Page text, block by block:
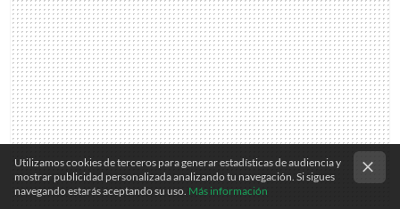
Utilizamos cookies de terceros para generar estadísticas de audiencia y
mostrar publicidad personalizada analizando tu navegación. Si sigues
navegando estarás aceptando su uso. Más información